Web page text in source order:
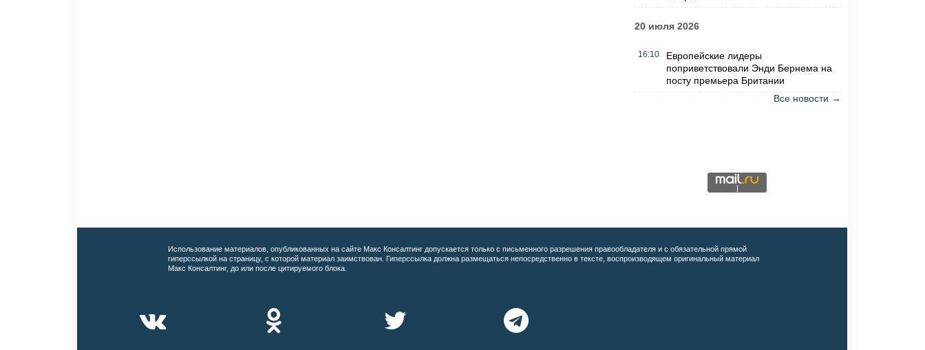
20 июля 2026
16:10
Европейские лидеры
поприветствовали Энди Бернема на
посту премьера Британии
Все новости →
Использование материалов, опубликованных на сайте Макс Консалтинг допускается только с письменного разрешения правообладателя и с обязательной прямой
гиперссылкой на страницу, с которой материал заимствован. Гиперссылка должна размещаться непосредственно в тексте, воспроизводящем оригинальный материал
Макс Консалтинг, до или после цитируемого блока.